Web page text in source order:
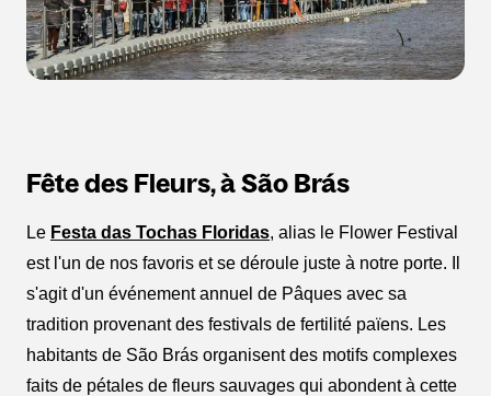
Fête des Fleurs, à São Brás
Le Festa das Tochas Floridas, alias le Flower Festival
est l'un de nos favoris et se déroule juste à notre porte. Il
s'agit d'un événement annuel de Pâques avec sa
tradition provenant des festivals de fertilité païens. Les
habitants de São Brás organisent des motifs complexes
faits de pétales de fleurs sauvages qui abondent à cette